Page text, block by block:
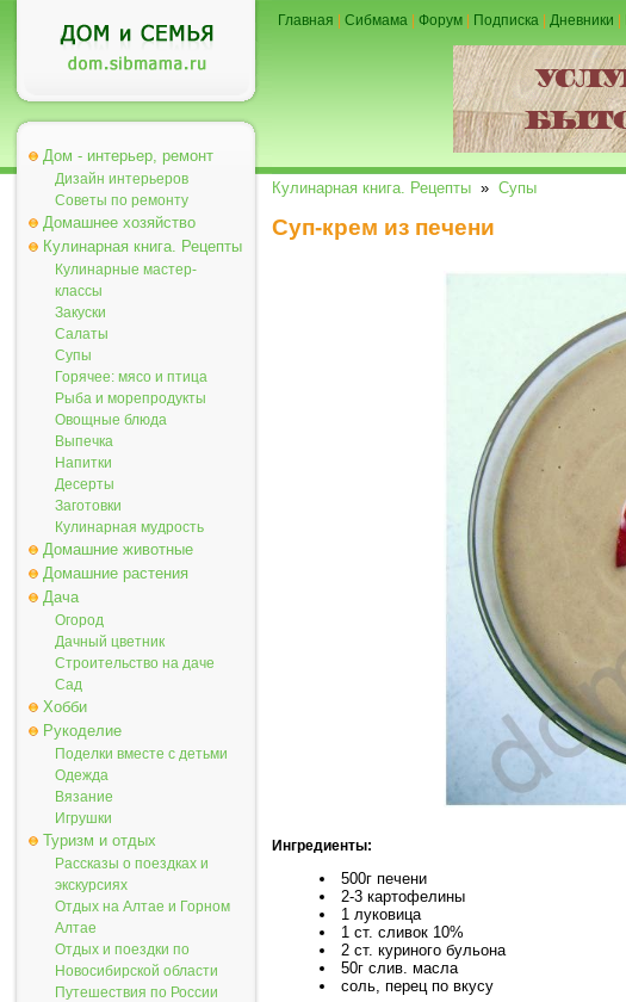
Дом - интерьер, ремонт
Дизайн интерьеров
Советы по ремонту
Домашнее хозяйство
Кулинарная книга. Рецепты
Кулинарные мастер-
классы
Закуски
Салаты
Супы
Горячее: мясо и птица
Рыба и морепродукты
Овощные блюда
Выпечка
Напитки
Десерты
Заготовки
Кулинарная мудрость
Домашние животные
Домашние растения
Дача
Огород
Дачный цветник
Строительство на даче
Сад
Хобби
Рукоделие
Поделки вместе с детьми
Одежда
Вязание
Игрушки
Туризм и отдых
Рассказы о поездках и
экскурсиях
Отдых на Алтае и Горном
Алтае
Отдых и поездки по
Новосибирской области
Путешествия по России
Главная Сибмама Форум Подписка Дневники
Кулинарная книга. Рецепты » Супы
Суп-крем из печени
Ингредиенты:
500г печени
2-3 картофелины
1 луковица
1 ст. сливок 10%
2 ст. куриного бульона
50г слив. масла
соль, перец по вкусу